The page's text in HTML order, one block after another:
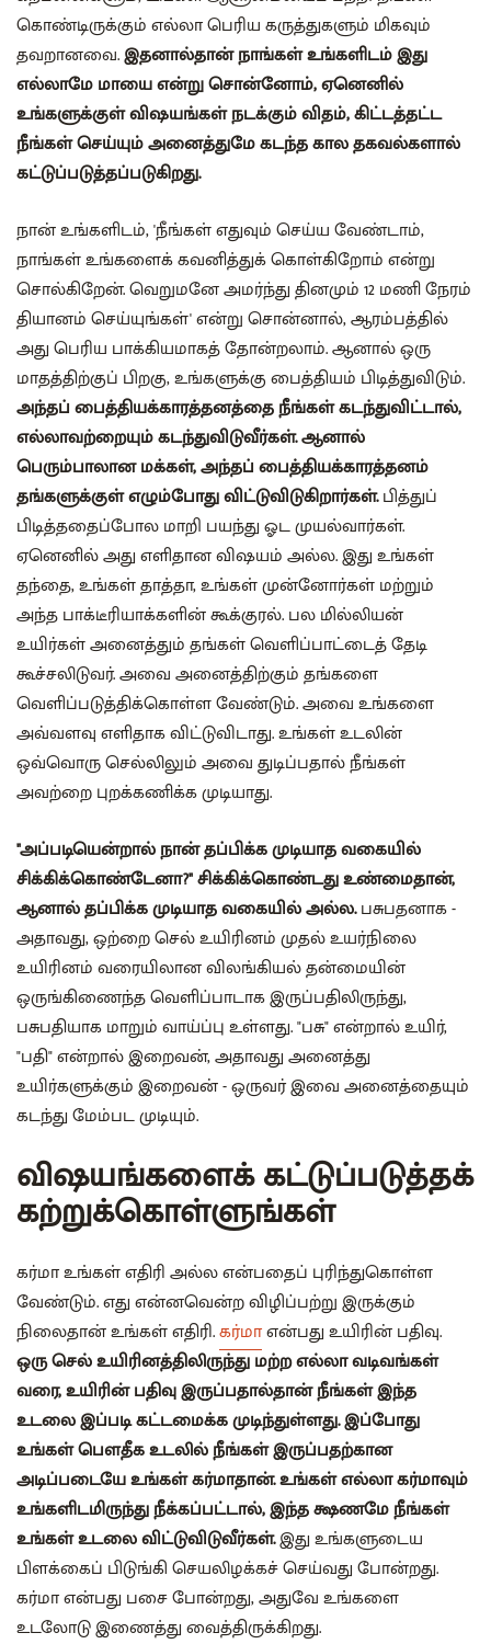
கொண்டிருக்கும் எல்லா பெரிய கருத்துகளும் மிகவும்
தவறானவை.இதனால்தான் நாங்கள் உங்களிடம் இது
எல்லாமே மாயை என்று சொன்னோம், ஏனெனில்
உங்களுக்குள் விஷயங்கள் நடக்கும் விதம், கிட்டத்தட்ட
நீங்கள் செய்யும் அனைத்துமே கடந்த கால தகவல்களால்
கட்டுப்படுத்தப்படுகிறது.
நான் உங்களிடம், 'நீங்கள் எதுவும் செய்ய வேண்டாம்,
நாங்கள் உங்களைக் கவனித்துக் கொள்கிறோம் என்று
சொல்கிறேன். வெறுமனே அமர்ந்து தினமும் 12 மணி நேரம்
தியானம் செய்யுங்கள்' என்று சொன்னால், ஆரம்பத்தில்
அது பெரிய பாக்கியமாகத் தோன்றலாம். ஆனால் ஒரு
மாதத்திற்குப் பிறகு, உங்களுக்கு பைத்தியம் பிடித்துவிடும்.
அந்தப் பைத்தியக்காரத்தனத்தை நீங்கள் கடந்துவிட்டால்,
எல்லாவற்றையும் கடந்துவிடுவீர்கள். ஆனால்
பெரும்பாலான மக்கள், அந்தப் பைத்தியக்காரத்தனம்
தங்களுக்குள் எழும்போது விட்டுவிடுகிறார்கள்.பித்துப்
பிடித்ததைப்போல மாறி பயந்து ஓட முயல்வார்கள்.
ஏனெனில் அது எளிதான விஷயம் அல்ல. இது உங்கள்
தந்தை, உங்கள் தாத்தா, உங்கள் முன்னோர்கள் மற்றும்
அந்த பாக்டீரியாக்களின் கூக்குரல். பல மில்லியன்
உயிர்கள் அனைத்தும் தங்கள் வெளிப்பாட்டைத் தேடி
கூச்சலிடுவர். அவை அனைத்திற்கும் தங்களை
வெளிப்படுத்திக்கொள்ள வேண்டும். அவை உங்களை
அவ்வளவு எளிதாக விட்டுவிடாது. உங்கள் உடலின்
ஒவ்வொரு செல்லிலும் அவை துடிப்பதால் நீங்கள்
அவற்றை புறக்கணிக்க முடியாது.
"அப்படியென்றால் நான் தப்பிக்க முடியாத வகையில்
சிக்கிக்கொண்டேனா?" சிக்கிக்கொண்டது உண்மைதான்,
ஆனால் தப்பிக்க முடியாத வகையில் அல்ல.பசுபதனாக -
அதாவது, ஒற்றை செல் உயிரினம் முதல் உயர்நிலை
உயிரினம் வரையிலான விலங்கியல் தன்மையின்
ஒருங்கிணைந்த வெளிப்பாடாக இருப்பதிலிருந்து,
பசுபதியாக மாறும் வாய்ப்பு உள்ளது. "பசு" என்றால் உயிர்,
"பதி" என்றால் இறைவன், அதாவது அனைத்து
உயிர்களுக்கும் இறைவன் - ஒருவர் இவை அனைத்தையும்
கடந்து மேம்பட முடியும்.
விஷயங்களைக் கட்டுப்படுத்தக்
கற்றுக்கொள்ளுங்கள்
கர்மா உங்கள் எதிரி அல்ல என்பதைப் புரிந்துகொள்ள
வேண்டும். எது என்னவென்ற விழிப்பற்று இருக்கும்
நிலைதான் உங்கள் எதிரி.கர்மாஎன்பது உயிரின் பதிவு.
ஒரு செல் உயிரினத்திலிருந்து மற்ற எல்லா வடிவங்கள்
வரை, உயிரின் பதிவு இருப்பதால்தான் நீங்கள் இந்த
உடலை இப்படி கட்டமைக்க முடிந்துள்ளது. இப்போது
உங்கள் பௌதீக உடலில் நீங்கள் இருப்பதற்கான
அடிப்படையே உங்கள் கர்மாதான். உங்கள் எல்லா கர்மாவும்
உங்களிடமிருந்து நீக்கப்பட்டால், இந்த க்ஷணமே நீங்கள்
உங்கள் உடலை விட்டுவிடுவீர்கள்.இது உங்களுடைய
பிளக்கைப் பிடுங்கி செயலிழக்கச் செய்வது போன்றது.
கர்மா என்பது பசை போன்றது, அதுவே உங்களை
உடலோடு இணைத்து வைத்திருக்கிறது.